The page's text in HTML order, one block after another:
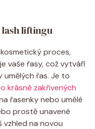
liftingu
proces,
vaše řasy, což vytváří
řas. Je to
krásně zakřivených
řasenky nebo umělé
prostě unavené
vzhled na novou